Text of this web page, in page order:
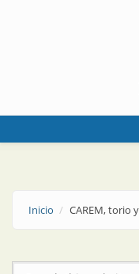
Inicio CAREM, torio